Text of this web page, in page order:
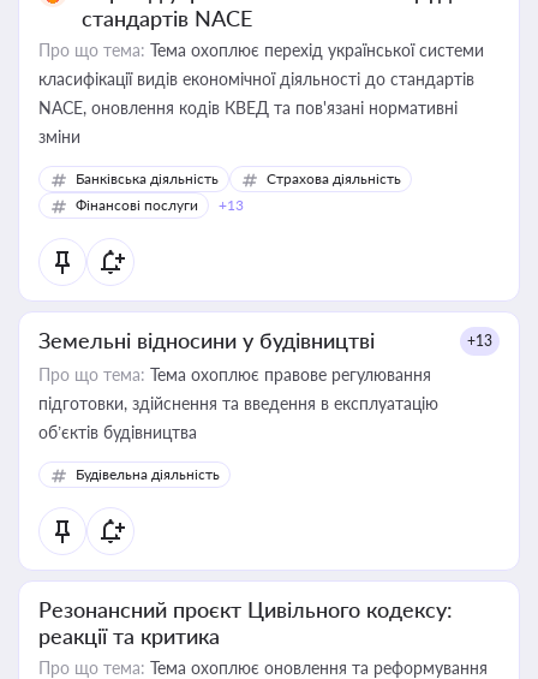
стандартів NACE
Про що тема: Тема охоплює перехід української системи
класифікації видів економічної діяльності до стандартів
NACE, оновлення кодів КВЕД та пов'язані нормативні
зміни
Банківська діяльність
Страхова діяльність
Фінансові послуги
+13
Земельні відносини у будівництві +13
Про що тема: Тема охоплює правове регулювання
підготовки, здійснення та введення в експлуатацію
об’єктів будівництва
Будівельна діяльність
Резонансний проєкт Цивільного кодексу:
реакції та критика
Про що тема: Тема охоплює оновлення та реформування